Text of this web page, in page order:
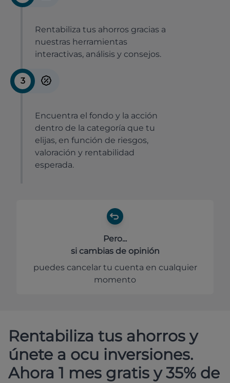
Rentabiliza tus ahorros gracias a
nuestras herramientas
interactivas, análisis y consejos.
3
Encuentra el fondo y la acción
dentro de la categoría que tu
elijas, en función de riesgos,
valoración y rentabilidad
esperada.
Pero...
si cambias de opinión
puedes cancelar tu cuenta en cualquier
momento
Rentabiliza tus ahorros y
únete a ocu inversiones.
Ahora 1 mes gratis y 35% de